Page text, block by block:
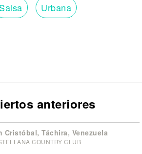
Salsa Urbana
anteriores
Cristóbal, Táchira, Venezuela
COUNTRY CLUB